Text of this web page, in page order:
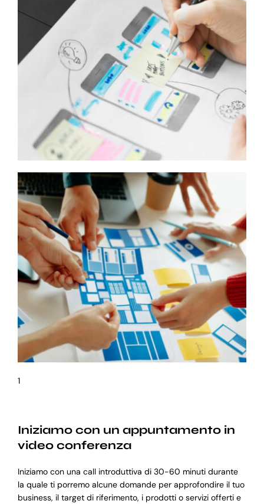
1
Iniziamo con un appuntamento in
video conferenza
Iniziamo con una call introduttiva di 30-60 minuti durante
la quale ti porremo alcune domande per approfondire il tuo
business, il target di riferimento, i prodotti o servizi offerti e